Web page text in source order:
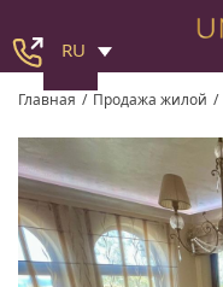
RU
Главная / Продажа жилой /